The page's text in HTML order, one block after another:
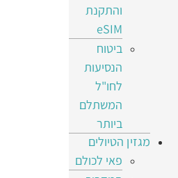
והתקנת
eSIM
ביטוח
הנסיעות
לחו"ל
המשתלם
ביותר
מגזין הטיולים
פאי לכולם